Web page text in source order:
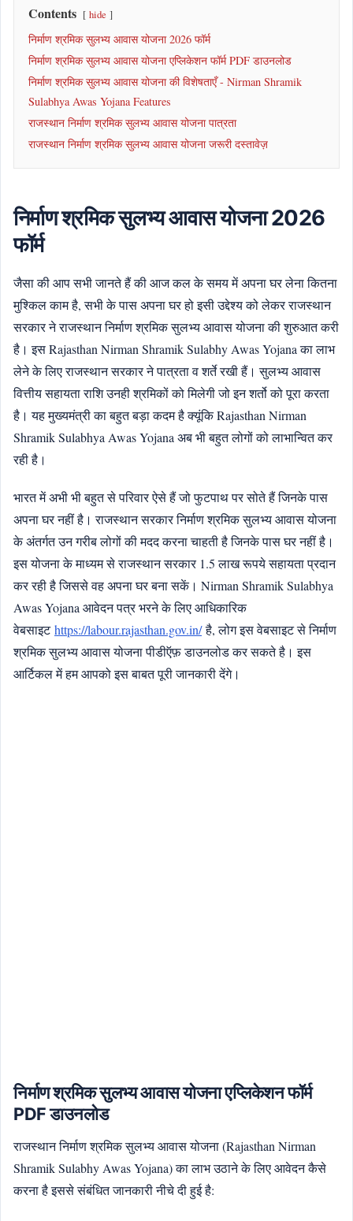
Contents hide
निर्माण श्रमिक सुलभ्य आवास योजना 2026 फॉर्म
निर्माण श्रमिक सुलभ्य आवास योजना एप्लिकेशन फॉर्म PDF डाउनलोड
निर्माण श्रमिक सुलभ्य आवास योजना की विशेषताएँ - Nirman Shramik
Sulabhya Awas Yojana Features
राजस्थान निर्माण श्रमिक सुलभ्य आवास योजना पात्रता
राजस्थान निर्माण श्रमिक सुलभ्य आवास योजना जरूरी दस्तावेज़
निर्माण श्रमिक सुलभ्य आवास योजना 2026
फॉर्म
जैसा की आप सभी जानते हैं की आज कल के समय में अपना घर लेना कितना
मुश्किल काम है, सभी के पास अपना घर हो इसी उद्देश्य को लेकर राजस्थान
सरकार ने राजस्थान निर्माण श्रमिक सुलभ्य आवास योजना की शुरुआत करी
है। इस Rajasthan Nirman Shramik Sulabhy Awas Yojana का लाभ
लेने के लिए राजस्थान सरकार ने पात्रता व शर्ते रखी हैं। सुलभ्य आवास
वित्तीय सहायता राशि उनही श्रमिकों को मिलेगी जो इन शर्तो को पूरा करता
है। यह मुख्यमंत्री का बहुत बड़ा कदम है क्यूंकि Rajasthan Nirman
Shramik Sulabhya Awas Yojana अब भी बहुत लोगों को लाभान्वित कर
रही है।
भारत में अभी भी बहुत से परिवार ऐसे हैं जो फुटपाथ पर सोते हैं जिनके पास
अपना घर नहीं है। राजस्थान सरकार निर्माण श्रमिक सुलभ्य आवास योजना
के अंतर्गत उन गरीब लोगों की मदद करना चाहती है जिनके पास घर नहीं है।
इस योजना के माध्यम से राजस्थान सरकार 1.5 लाख रूपये सहायता प्रदान
कर रही है जिससे वह अपना घर बना सकें। Nirman Shramik Sulabhya
Awas Yojana आवेदन पत्र भरने के लिए आधिकारिक
वेबसाइटhttps://labour.rajasthan.gov.in/है, लोग इस वेबसाइट से निर्माण
श्रमिक सुलभ्य आवास योजना पीडीऍफ़ डाउनलोड कर सकते है। इस
आर्टिकल में हम आपको इस बाबत पूरी जानकारी देंगे।
निर्माण श्रमिक सुलभ्य आवास योजना एप्लिकेशन फॉर्म
PDF डाउनलोड
राजस्थान निर्माण श्रमिक सुलभ्य आवास योजना (Rajasthan Nirman
Shramik Sulabhy Awas Yojana) का लाभ उठाने के लिए आवेदन कैसे
करना है इससे संबंधित जानकारी नीचे दी हुई है: